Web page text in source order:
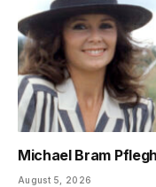
Michael Bram
August 5, 2026